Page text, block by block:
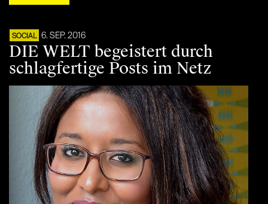
SOCIAL 6. SEP. 2016
DIE WELT begeistert durch
schlagfertige Posts im Netz